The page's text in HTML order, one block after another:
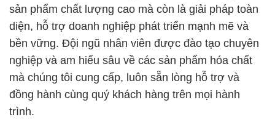
sản phẩm chất lượng cao mà còn là giải pháp toàn
diện, hỗ trợ doanh nghiệp phát triển mạnh mẽ và
bền vững. Đội ngũ nhân viên được đào tạo chuyên
nghiệp và am hiểu sâu về các sản phẩm hóa chất
mà chúng tôi cung cấp, luôn sẵn lòng hỗ trợ và
đồng hành cùng quý khách hàng trên mọi hành
trình.